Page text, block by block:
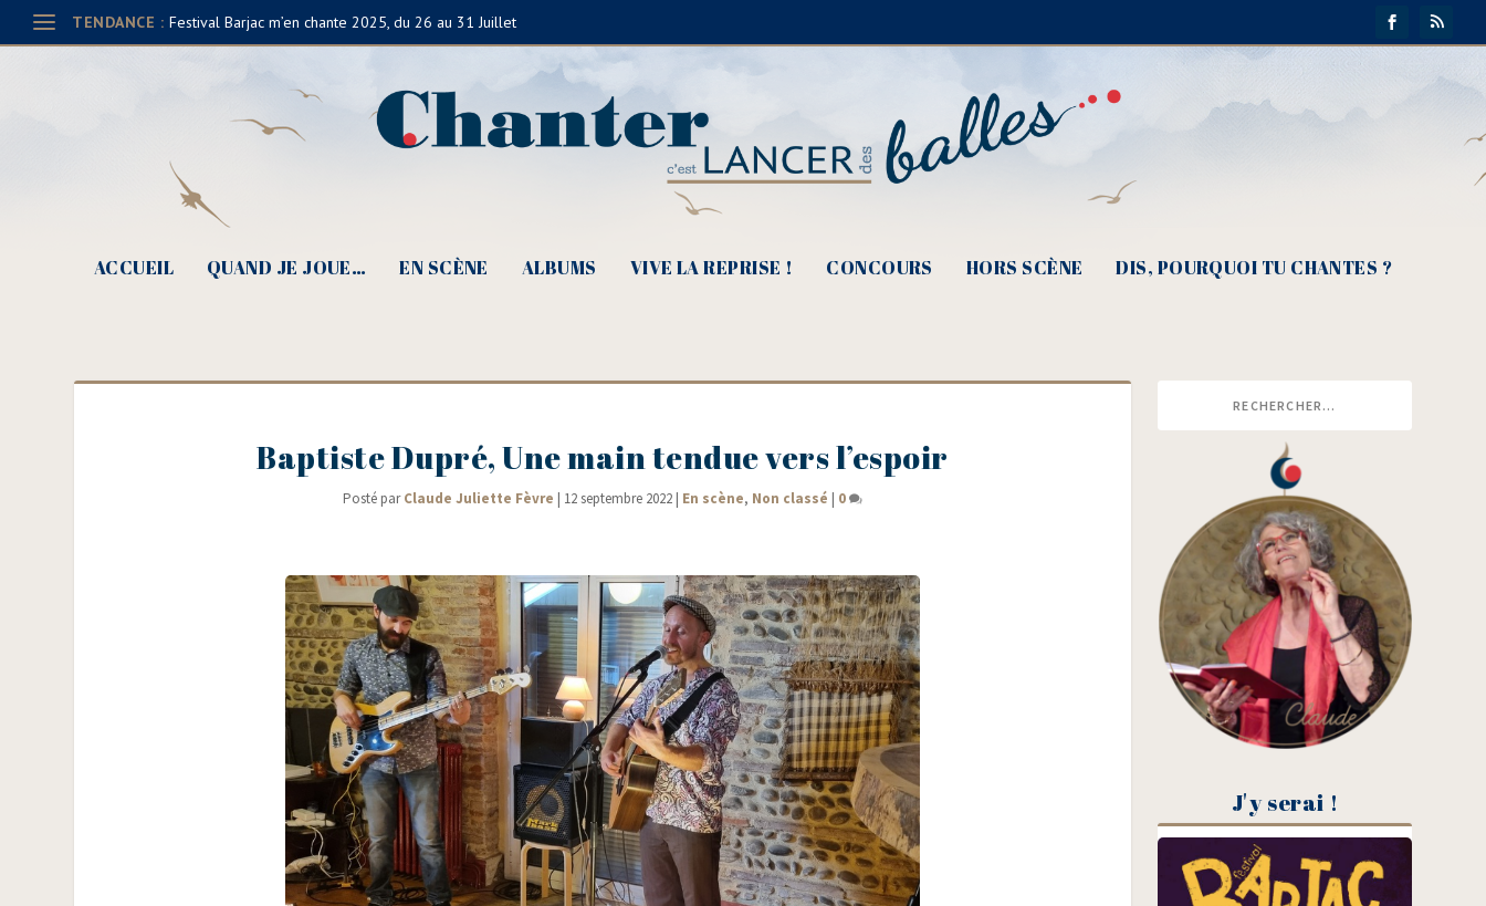
TENDANCE : Festival Barjac m’en chante 2025, du 26 au 31 Juillet
ACCUEIL QUAND JE JOUE… EN SCÈNE ALBUMS VIVE LA REPRISE ! CONCOURS HORS SCÈNE DIS, POURQUOI TU CHANTES ?
Baptiste Dupré, Une main tendue vers l’espoir
Posté parClaude Juliette Fèvre | 12 septembre 2022 | En scène, Non classé | 0
J'y serai !